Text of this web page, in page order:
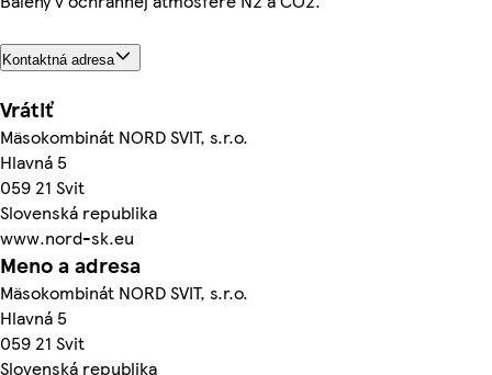
Kontaktná adresa
Vrátiť
Mäsokombinát NORD SVIT, s.r.o.
Hlavná 5
059 21 Svit
Slovenská republika
www.nord-sk.eu
Meno a adresa
Mäsokombinát NORD SVIT, s.r.o.
Hlavná 5
059 21 Svit
Slovenská republika